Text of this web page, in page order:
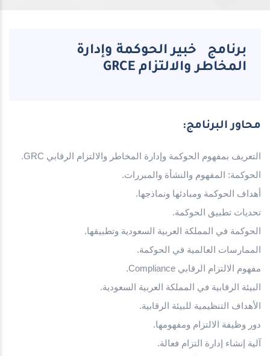
برنامج خبير الحوكمة وإدارة
المخاطر والالتزام GRCE
محاور البرنامج:
التعريف بمفهوم الحوكمة وإدارة المخاطر والالتزام الرقابي
الحوكمة: المفهوم والنشأة والمبررات.
أهداف الحوكمة ومبادئها ونماذجها.
تحديات تطبيق الحوكمة.
الحوكمة في المملكة العربية السعودية وتطبيقها.
الممارسات العالمية في الحوكمة.
مفهوم الالتزام الرقابي
البيئة الرقابية في المملكة العربية السعودية.
الأهداف التنظيمية للبيئة الرقابية.
دور وظيفة الالتزام ومفهومها.
آلية إنشاء إدارة التزام فعالة.